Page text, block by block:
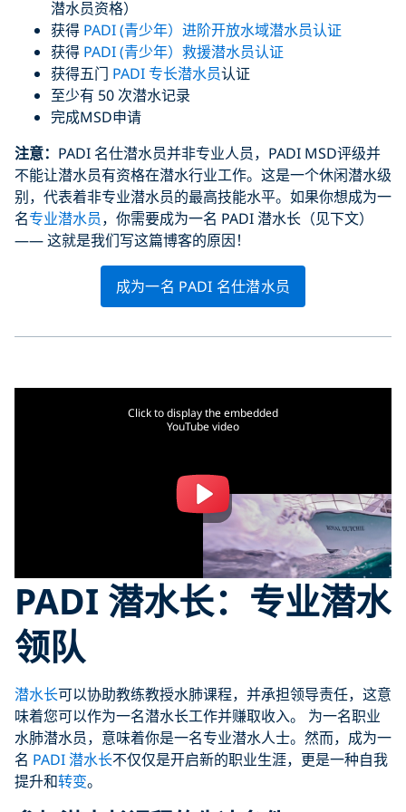
潜水员资格）
获得 PADI (青少年）进阶开放水域潜水员认证
获得 PADI (青少年）救援潜水员认证
获得五门 PADI 专长潜水员认证
至少有 50 次潜水记录
完成MSD申请
注意： PADI 名仕潜水员并非专业人员，PADI MSD评级并
不能让潜水员有资格在潜水行业工作。这是一个休闲潜水级
别，代表着非专业潜水员的最高技能水平。如果你想成为一
名专业潜水员，你需要成为一名 PADI 潜水长（见下文）
—— 这就是我们写这篇博客的原因！
成为一名 PADI 名仕潜水员
Click to display the embedded
YouTube video
PADI 潜水长：专业潜水
领队
潜水长可以协助教练教授水肺课程，并承担领导责任，这意
味着您可以作为一名潜水长工作并赚取收入。 为一名职业
水肺潜水员，意味着你是一名专业潜水人士。然而，成为一
名 PADI 潜水长不仅仅是开启新的职业生涯，更是一种自我
提升和转变。